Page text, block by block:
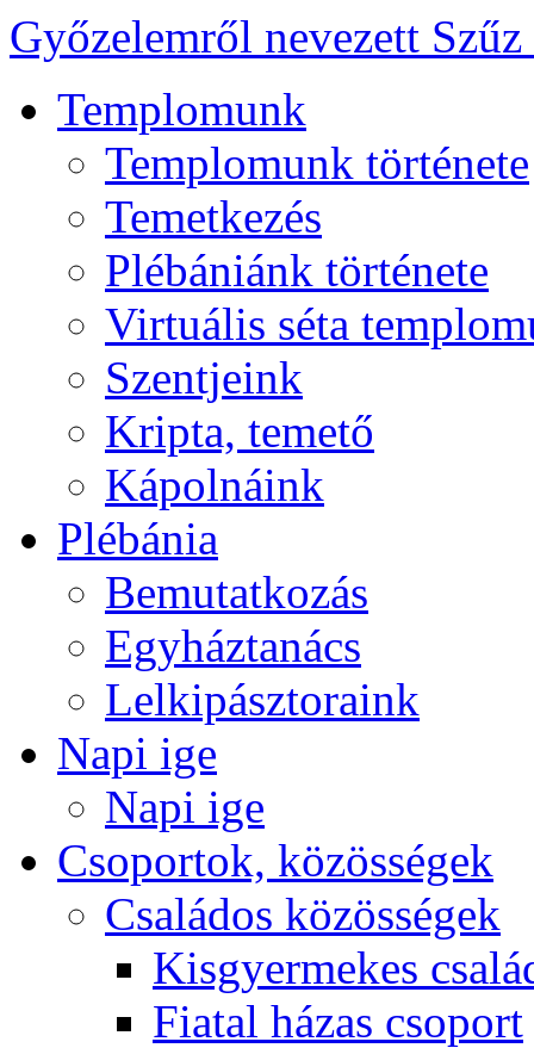
Győzelemről nevezett
Templomunk
Templomunk története
Temetkezés
Plébániánk története
Virtuális séta
Szentjeink
Kripta, temető
Kápolnáink
Plébánia
Bemutatkozás
Egyháztanács
Lelkipásztoraink
Napi ige
Napi ige
Csoportok, közösségek
Családos közösségek
Kisgyermekes
Fiatal házas csoport